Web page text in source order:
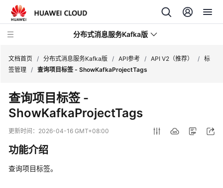
分布式消息服务Kafka版
最
新
动
服
务
公
文档首页 / 分布式消息服务Kafka版 / API参考 / API V2（推荐） / 标
签管理 / 查询项目标签 - ShowKafkaProjectTags
查询项目标签 -
ShowKafkaProjectTags
更新时间： 2026-04-16 GMT+08:00
功能介绍
查询项目标签。